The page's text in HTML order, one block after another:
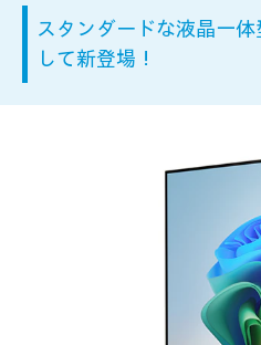
スタンダードな液晶一体
して新登場！